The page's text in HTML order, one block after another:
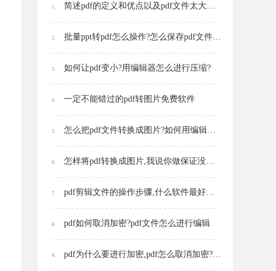
1. 简述pdf的定义和优点以及pdf文件太大怎么压缩
2. 批量ppt转pdf怎么操作?怎么保存pdf文件内的图片
3. 如何让pdf变小?用编辑器怎么进行压缩?
4. 一定不能错过的pdf转图片免费软件
5. 怎么把pdf文件转换成图片?如何用编辑器进行转换?
6. 怎样将pdf转换成图片,我说你做保证没问题
7. pdf剪辑文件的操作步骤,什么软件最好用?有什么优点?
8. pdf如何取消加密?pdf文件怎么进行编辑
9. pdf为什么要进行加密,pdf怎么取消加密?使用什么软件